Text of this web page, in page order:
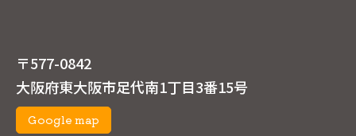
〒577-0842
大阪府東大阪市足代南1丁目3番15号
Google map